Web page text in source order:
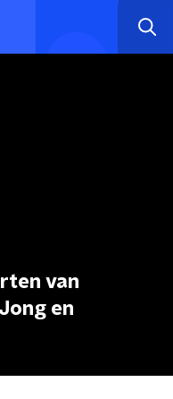
van
en